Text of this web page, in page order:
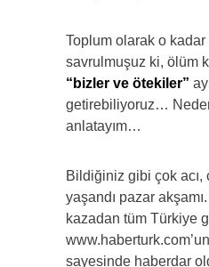
Toplum olarak o kadar
savrulmuşuz ki, ölüm
“bizler ve ötekiler”
getirebiliyoruz…
anlatayım…
Bildiğiniz gibi çok acı,
yaşandı pazar
kazadan tüm Türkiye
sayesinde haberdar